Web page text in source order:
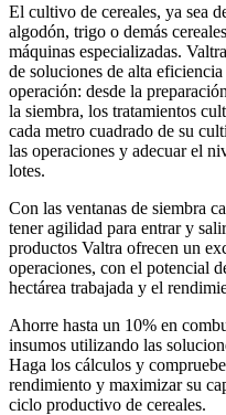
El cultivo de cereales, ya sea
algodón, trigo o demás
máquinas especializadas.
de soluciones de alta
operación: desde la
la siembra, los tratamientos
cada metro cuadrado de su
las operaciones y adecuar el
lotes.
Con las ventanas de siembra
tener agilidad para entrar y
productos Valtra ofrecen un
operaciones, con el potencial
hectárea trabajada y el
Ahorre hasta un 10% en
insumos utilizando las
Haga los cálculos y
rendimiento y maximizar su
ciclo productivo de cereales.